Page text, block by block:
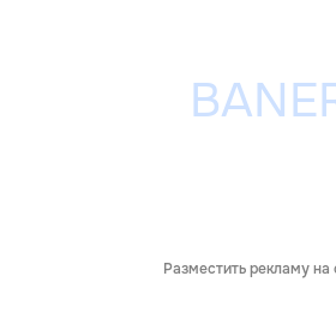
Разместить рекламу на